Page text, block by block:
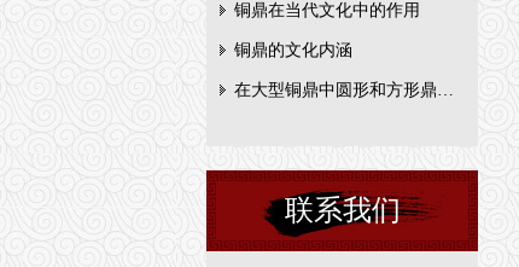
铜鼎在当代文化中的作用
铜鼎的文化内涵
在大型铜鼎中圆形和方形鼎…
联系我们